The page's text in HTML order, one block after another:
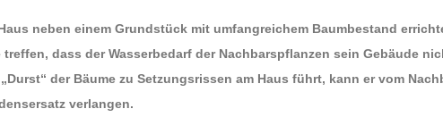
neben einem Grundstück mit umfangreichem Baumbestand
treffen, dass der Wasserbedarf der Nachbarspflanzen sein Gebäude
der Bäume zu Setzungsrissen am Haus führt, kann er vom
verlangen.